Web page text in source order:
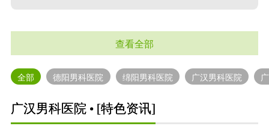
查看全部
全部 德阳男科医院 绵阳男科医院 广汉男科医院
广汉男科医院 • [特色资讯]